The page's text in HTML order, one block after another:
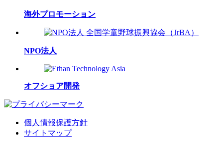
海外プロモーション
NPO法人
オフショア開発
個人情報保護方針
サイトマップ